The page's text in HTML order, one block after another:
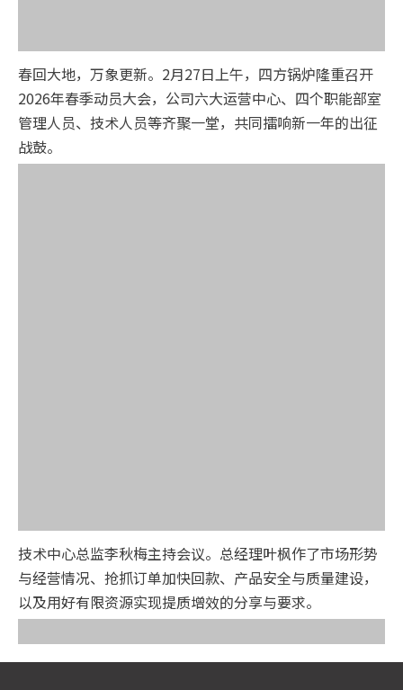
春回大地，万象更新。2月27日上午，四方锅炉隆重召开
2026年春季动员大会，公司六大运营中心、四个职能部室
管理人员、技术人员等齐聚一堂，共同擂响新一年的出征
战鼓。
技术中心总监李秋梅主持会议。总经理叶枫作了市场形势
与经营情况、抢抓订单加快回款、产品安全与质量建设，
以及用好有限资源实现提质增效的分享与要求。